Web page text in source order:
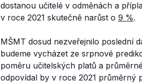
dostanou učitelé v odměnách a
v roce 2021 skutečně narůst o 9 %.
MŠMT dosud nezveřejnilo poslední
budeme vycházet ze srpnové
poměru učitelských platů a
odpovídal by v roce 2021 průměrný